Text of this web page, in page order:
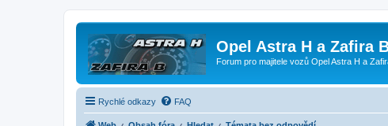
Opel Astra H a Zafira
Forum pro majitele vozů Opel Astra H a
Rychlé odkazy FAQ